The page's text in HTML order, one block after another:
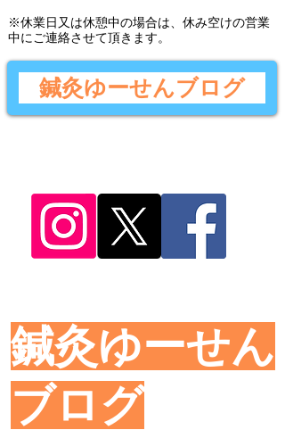
​※休業日又は休憩中の場合は、休み空けの営業
中にご連絡させて頂きます。
鍼灸ゆーせんブログ
​鍼灸ゆーせん
ブログ